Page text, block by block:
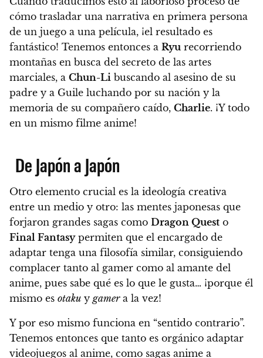
cómo trasladar una narrativa en primera persona
de un juego a una película, ¡el resultado es
fantástico! Tenemos entonces a Ryurecorriendo
montañas en busca del secreto de las artes
marciales, a Chun-Li buscando al asesino de su
padre y a Guile luchando por su nación y la
memoria de su compañero caído, Charlie. ¡Y todo
en un mismo filme anime!
De Japón a Japón
Otro elemento crucial es la ideología creativa
entre un medio y otro: las mentes japonesas que
forjaron grandes sagas como Dragon Quest o
Final Fantasypermiten que el encargado de
adaptar tenga una filosofía similar, consiguiendo
complacer tanto al gamer como al amante del
anime, pues sabe qué es lo que le gusta… ¡porque él
mismo es otaku y gamera la vez!
Y por eso mismo funciona en “sentido contrario”.
Tenemos entonces que tanto es orgánico adaptar
videojuegos al anime, como sagas anime a